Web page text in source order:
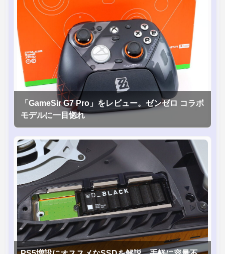
「GameSir G7 Pro」をレビュー。ゼンゼロ コラボ
モデルに一目惚れ